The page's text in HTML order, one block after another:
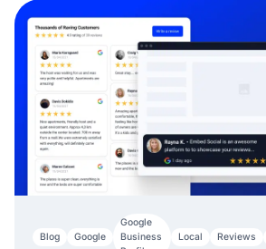
Blog Google
Google
Business
Local Reviews